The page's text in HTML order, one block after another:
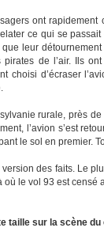
ont
ce qui se
leur
de l’air. Ils
choisi d’écraser
rurale, près
l’avion s’est
le sol en premier.
des faits. Le
où le vol 93 est censé
taille sur la scène